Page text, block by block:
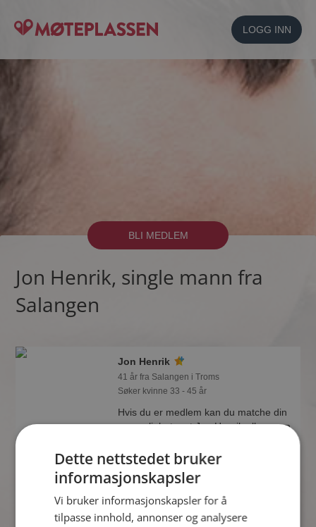
LOGG INN
BLI MEDLEM
Jon Henrik, single mann fra
Salangen
Jon Henrik
41 år fra Salangen i Troms
Søker kvinne 33 - 45 år
Hvis du er medlem kan du matche din
personlighet mot Jon Henrik eller noen
dere sammen som hånd i hanske?
Dette nettstedet bruker
informasjonskapsler
Vi bruker informasjonskapsler for å
tilpasse innhold, annonser og analysere